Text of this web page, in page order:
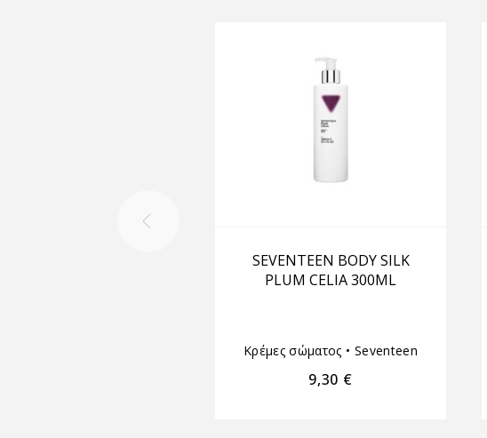
SEVENTEEN BODY SILK
PLUM CELIA 300ML
Κρέμες σώματος • Seventeen
9,30 €